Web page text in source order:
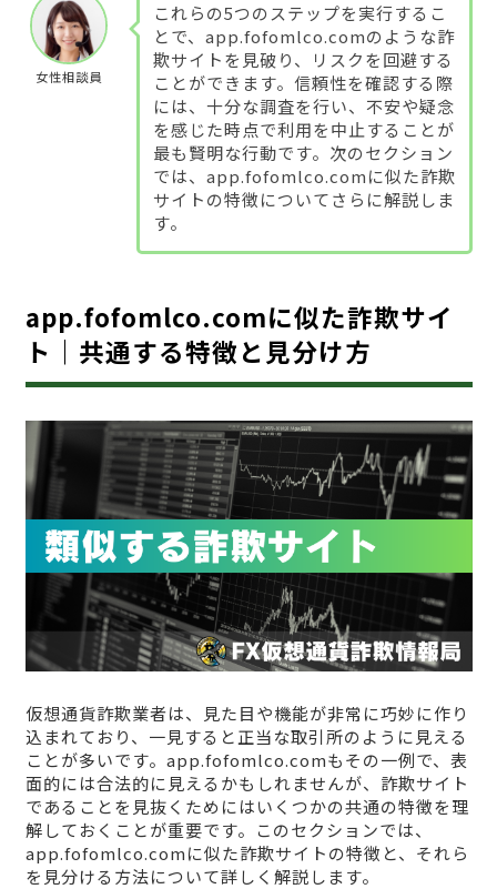
女性相談員
これらの5つのステップを実行するこ
とで、app.fofomlco.comのような詐
欺サイトを見破り、リスクを回避する
ことができます。信頼性を確認する際
には、十分な調査を行い、不安や疑念
を感じた時点で利用を中止することが
最も賢明な行動です。次のセクション
では、app.fofomlco.comに似た詐欺
サイトの特徴についてさらに解説しま
す。
app.fofomlco.comに似た詐欺サイ
ト｜共通する特徴と見分け方
仮想通貨詐欺業者は、見た目や機能が非常に巧妙に作り
込まれており、一見すると正当な取引所のように見える
ことが多いです。app.fofomlco.comもその一例で、表
面的には合法的に見えるかもしれませんが、詐欺サイト
であることを見抜くためにはいくつかの共通の特徴を理
解しておくことが重要です。このセクションでは、
app.fofomlco.comに似た詐欺サイトの特徴と、それら
を見分ける方法について詳しく解説します。